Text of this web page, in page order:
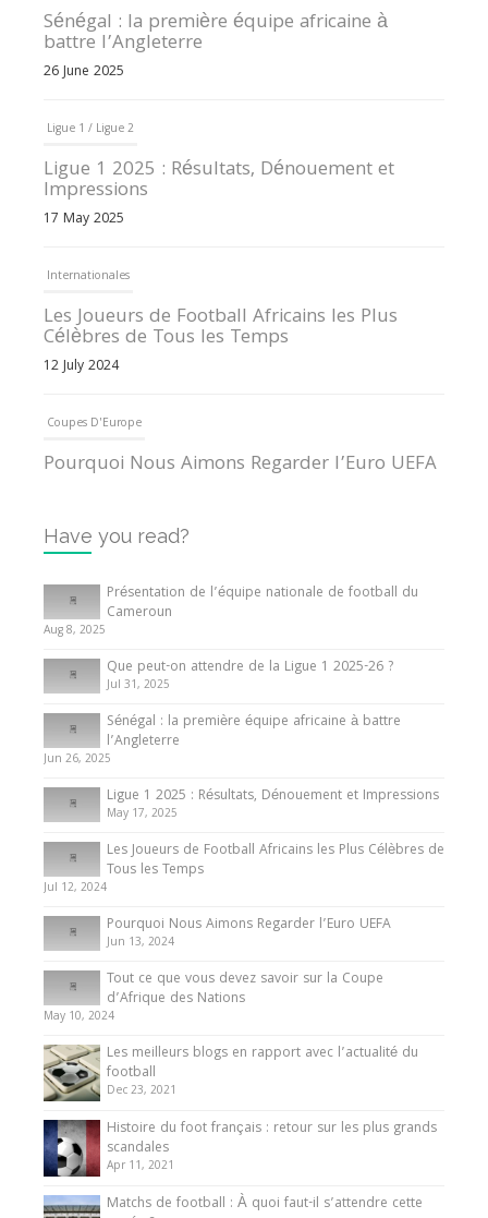
Sénégal : la première équipe africaine à
battre l’Angleterre
26 June 2025
Ligue 1 / Ligue 2
Ligue 1 2025 : Résultats, Dénouement et
Impressions
17 May 2025
Internationales
Les Joueurs de Football Africains les Plus
Célèbres de Tous les Temps
12 July 2024
Coupes D'Europe
Pourquoi Nous Aimons Regarder l’Euro UEFA
Internationales
Tout ce que vous devez savoir sur la Coupe
d’Afrique des Nations
10 May 2024
Internationales
Présentation de l’équipe nationale de football
du Cameroun
8 August 2025
Have you read?
Présentation de l’équipe nationale de football du
Cameroun
Aug 8, 2025
Que peut-on attendre de la Ligue 1 2025-26 ?
Jul 31, 2025
Sénégal : la première équipe africaine à battre
l’Angleterre
Jun 26, 2025
Ligue 1 2025 : Résultats, Dénouement et Impressions
May 17, 2025
Les Joueurs de Football Africains les Plus Célèbres de
Tous les Temps
Jul 12, 2024
Pourquoi Nous Aimons Regarder l’Euro UEFA
Jun 13, 2024
Tout ce que vous devez savoir sur la Coupe
d’Afrique des Nations
May 10, 2024
Les meilleurs blogs en rapport avec l’actualité du
football
Dec 23, 2021
Histoire du foot français : retour sur les plus grands
scandales
Apr 11, 2021
Matchs de football : À quoi faut-il s’attendre cette